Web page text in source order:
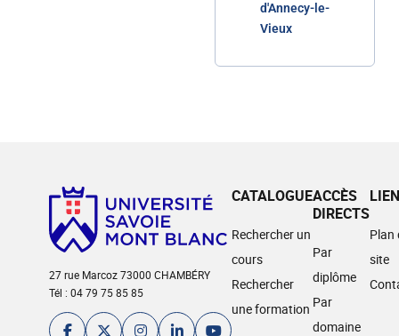
d'Annecy-le-
Vieux
27 rue Marcoz 73000 CHAMBÉRY
Tél : 04 79 75 85 85
CATALOGUE
Rechercher un
cours
Rechercher
une formation
ACCÈS
DIRECTS
Par
diplôme
Par
domaine
Plan
site